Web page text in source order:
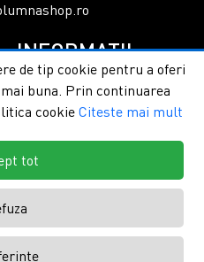
INFORMATII
Garantie si service
Detalii livrare
Termeni si conditii
de tip cookie pentru a oferi
buna. Prin continuarea
cookieCiteste mai mult
tot